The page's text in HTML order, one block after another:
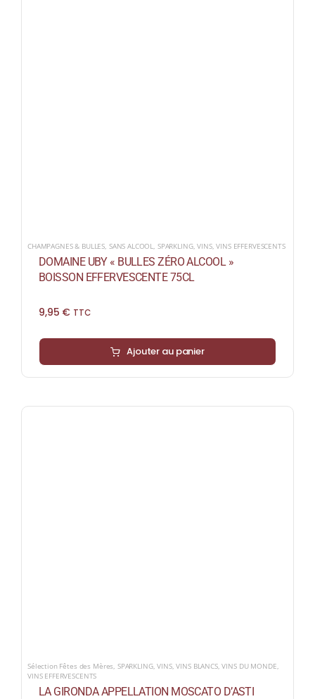
CHAMPAGNES & BULLES, SANS ALCOOL, SPARKLING,VINS,VINS EFFERVESCENTS
DOMAINE UBY « BULLES ZÉRO ALCOOL »
BOISSON EFFERVESCENTE 75CL
9,95 € TTC
Ajouter au panier
Sélection Fêtes des Mères SPARKLING,VINS,VINS BLANCS,VINS DU MONDE
VINS EFFERVESCENTS
LA GIRONDA APPELLATION MOSCATO D’ASTI